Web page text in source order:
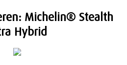
Michelin® Stealth
Hybrid